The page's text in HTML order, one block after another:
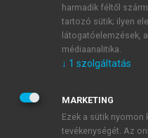
JELSZÓ
harmadik féltől
tartozó sütik; ilyen
látogatóelemzések,
médiaanalitika.
↓ 1 szolgáltatás
MARKETING
Ezek a sütik
tevékenységét. Az